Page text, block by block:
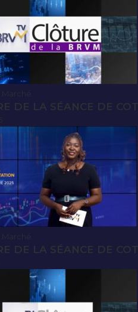
DE LA SÉANCE DE
DE LA SÉANCE DE